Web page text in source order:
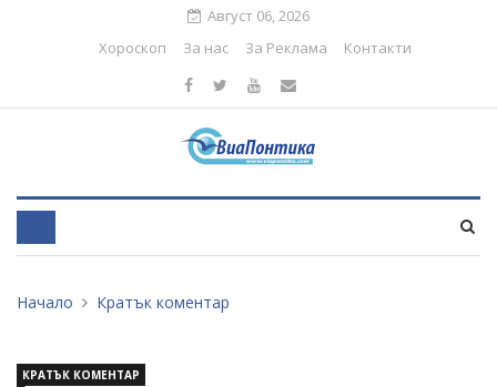
Август 06, 2026
Хороскоп
За нас За Реклама Контакти
Начало Кратък коментар
КРАТЪК КОМЕНТАР